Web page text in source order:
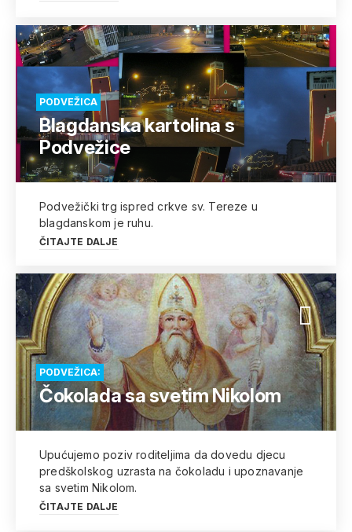
PODVEŽICA
Blagdanska kartolina s
Podvežice
Podvežički trg ispred crkve sv. Tereze u
blagdanskom je ruhu.
ČITAJTE DALJE
PODVEŽICA:
Čokolada sa svetim Nikolom
Upućujemo poziv roditeljima da dovedu djecu
predškolskog uzrasta na čokoladu i upoznavanje
sa svetim Nikolom.
ČITAJTE DALJE